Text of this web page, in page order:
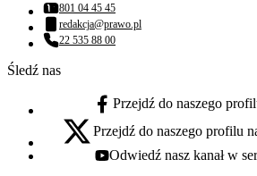
Numer telefonu:
801 04 45 45
Adres email:
redakcja@prawo.pl
Numer telefonu:
22 535 88 00
Śledź nas
facebook - otwiera się w nowej karcie
Przejdź do naszego
x - otwiera się w nowej karcie
Przejdź do naszego profilu
youtube - otwiera się w nowej karcie
Odwiedź nasz kanał w